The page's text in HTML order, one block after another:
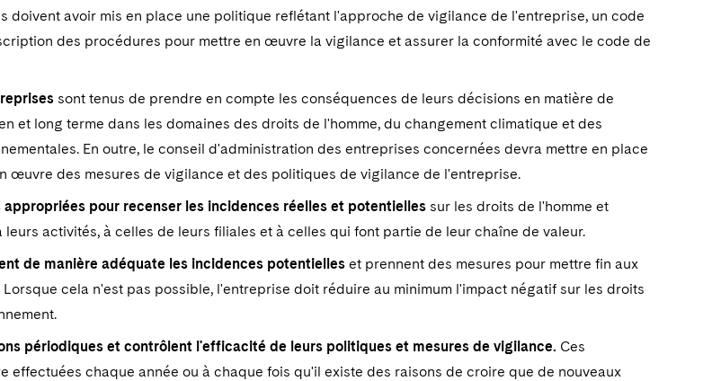
doivent avoir mis en place une politique reflétant l'approche de vigilance de l'entreprise, un code
des procédures pour mettre en œuvre la vigilance et assurer la conformité avec le code de
sont tenus de prendre en compte les conséquences de leurs décisions en matière de
et long terme dans les domaines des droits de l'homme, du changement climatique et des
En outre, le conseil d'administration des entreprises concernées devra mettre en place
œuvre des mesures de vigilance et des politiques de vigilance de l'entreprise.
appropriées pour recenser les incidences réelles et potentielles sur les droits de l'homme et
leurs activités, à celles de leurs filiales et à celles qui font partie de leur chaîne de valeur.
de manière adéquate les incidences potentielles et prennent des mesures pour mettre fin aux
cela n'est pas possible, l'entreprise doit réduire au minimum l'impact négatif sur les droits
périodiques et contrôlent l'efficacité de leurs politiques et mesures de vigilance. Ces
effectuées chaque année ou à chaque fois qu'il existe des raisons de croire que de nouveaux